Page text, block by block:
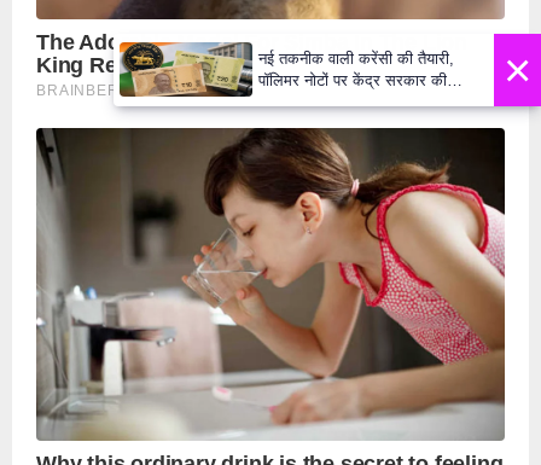
×
नई तकनीक वाली करेंसी की तैयारी,
पॉलिमर नोटों पर केंद्र सरकार की
Manch PM Modi U